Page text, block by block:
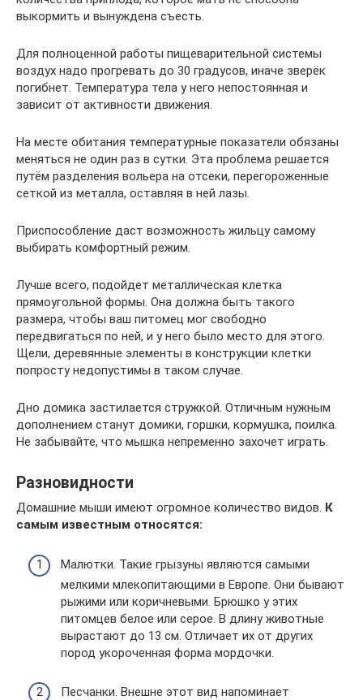
выкормить и вынуждена съесть.
Для полноценной работы пищеварительной системы
воздух надо прогревать до 30 градусов, иначе зверёк
погибнет. Температура тела у него непостоянная и
зависит от активности движения.
На месте обитания температурные показатели обязаны
меняться не один раз в сутки. Эта проблема решается
путём разделения вольера на отсеки, перегороженные
сеткой из металла, оставляя в ней лазы.
Приспособление даст возможность жильцу самому
выбирать комфортный режим.
Лучше всего, подойдет металлическая клетка
прямоугольной формы. Она должна быть такого
размера, чтобы ваш питомец мог свободно
передвигаться по ней, и у него было место для этого.
Щели, деревянные элементы в конструкции клетки
попросту недопустимы в таком случае.
Дно домика застилается стружкой. Отличным нужным
дополнением станут домики, горшки, кормушка, поилка.
Не забывайте, что мышка непременно захочет играть.
Разновидности
Домашние мыши имеют огромное количество видов. К
самым известным относятся:
Малютки. Такие грызуны являются самыми
мелкими млекопитающими в Европе. Они бывают
рыжими или коричневыми. Брюшко у этих
питомцев белое или серое. В длину животные
вырастают до 13 см. Отличает их от других
пород укороченная форма мордочки.
Песчанки. Внешне этот вид напоминает